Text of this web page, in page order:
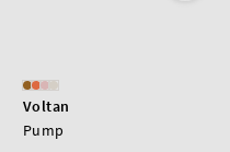
Voltan
Pump